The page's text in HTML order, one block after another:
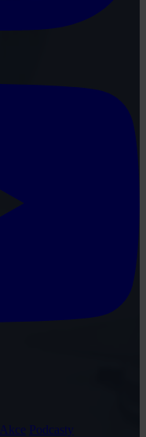
Akce Podcasty